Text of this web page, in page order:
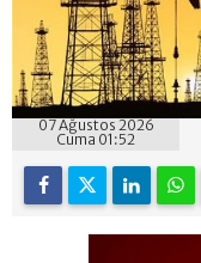
07 Ağustos 2026
Cuma 01:52